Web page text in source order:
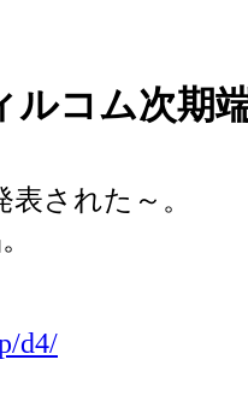
ルコム次期
された～。
d4/